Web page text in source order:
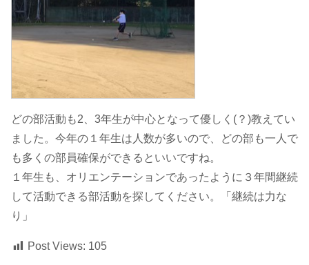
どの部活動も2、3年生が中心となって優しく(？)教えてい
ました。今年の１年生は人数が多いので、どの部も一人で
も多くの部員確保ができるといいですね。
１年生も、オリエンテーションであったように３年間継続
して活動できる部活動を探してください。「継続は力な
り」
Post Views: 105